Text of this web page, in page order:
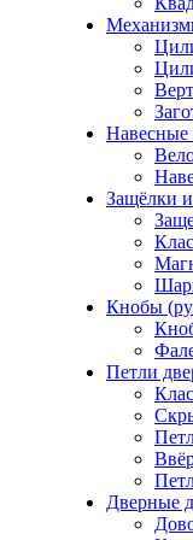
Навесные
Защёлки
Кнобы
Петли
Дверные